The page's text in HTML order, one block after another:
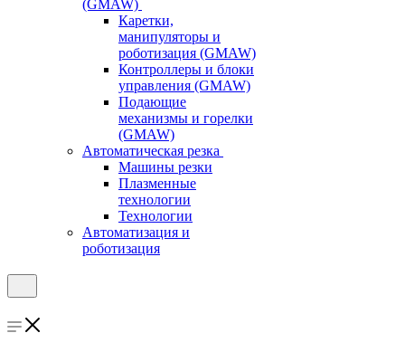
(GMAW)
Каретки,
манипуляторы и
роботизация (GMAW)
Контроллеры и блоки
управления (GMAW)
Подающие
механизмы и горелки
(GMAW)
Автоматическая резка
Машины резки
Плазменные
технологии
Технологии
Автоматизация и
роботизация